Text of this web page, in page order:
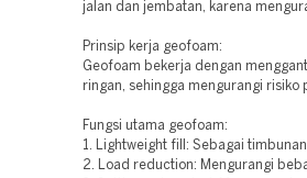
jalan dan jembatan, karena
Prinsip kerja geofoam:
Geofoam bekerja dengan
ringan, sehingga mengurangi risiko
Fungsi utama geofoam:
1. Lightweight fill: Sebagai timbunan
2. Load reduction: Mengurangi